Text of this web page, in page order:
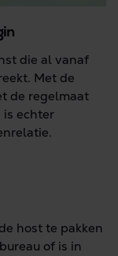
die al vanaf
Met de
de regelmaat
is echter
host te pakken
of is in